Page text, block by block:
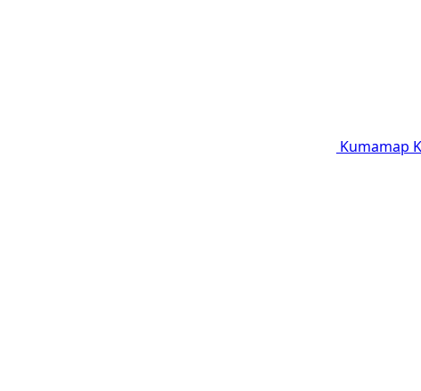
Kumamap